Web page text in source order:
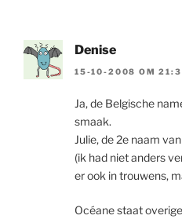
Denise
15-10-2008 OM
Ja, de Belgische
smaak.
Julie, de 2e naam
(ik had niet anders
er ook in trouwens,
Océane staat